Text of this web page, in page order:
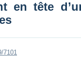
en tête
7101